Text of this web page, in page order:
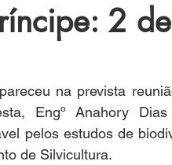
2
na prevista
Engº Anahory
pelos estudos de
de Silvicultura.